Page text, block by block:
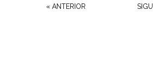
« ANTERIOR